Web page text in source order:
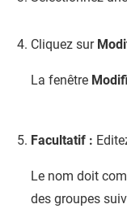
Cliquez sur
La fenêtre
Facultatif :
Le nom doit
des groupes